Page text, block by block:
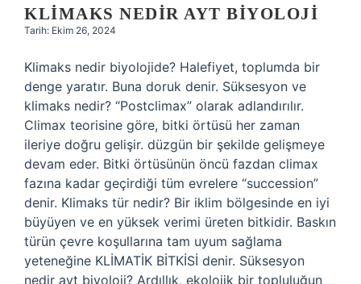
KLIMAKS NEDIR AYT BIYOLOJI
Tarih: Ekim 26, 2024
Klimaks nedir biyolojide? Halefiyet, toplumda bir
denge yaratır. Buna doruk denir. Süksesyon ve
klimaks nedir? “Postclimax” olarak adlandırılır.
Climax teorisine göre, bitki örtüsü her zaman
ileriye doğru gelişir. düzgün bir şekilde gelişmeye
devam eder. Bitki örtüsünün öncü fazdan climax
fazına kadar geçirdiği tüm evrelere “succession”
denir. Klimaks tür nedir? Bir iklim bölgesinde en iyi
büyüyen ve en yüksek verimi üreten bitkidir. Baskın
türün çevre koşullarına tam uyum sağlama
yeteneğine KLİMATİK BİTKİSİ denir. Süksesyon
nedir ayt biyoloji? Ardıllık, ekolojik bir topluluğun